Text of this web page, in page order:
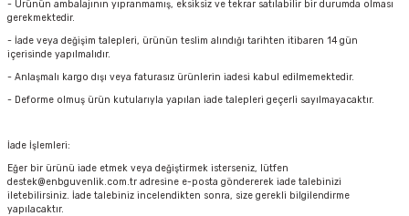
- Ürünün ambalajının yıpranmamış, eksiksiz ve tekrar satılabilir bir durumda olması
gerekmektedir.
- İade veya değişim talepleri, ürünün teslim alındığı tarihten itibaren 14 gün
içerisinde yapılmalıdır.
- Anlaşmalı kargo dışı veya faturasız ürünlerin iadesi kabul edilmemektedir.
- Deforme olmuş ürün kutularıyla yapılan iade talepleri geçerli sayılmayacaktır.
İade İşlemleri:
Eğer bir ürünü iade etmek veya değiştirmek isterseniz, lütfen
destek@enbguvenlik.com.tr adresine e-posta göndererek iade talebinizi
iletebilirsiniz. İade talebiniz incelendikten sonra, size gerekli bilgilendirme
yapılacaktır.